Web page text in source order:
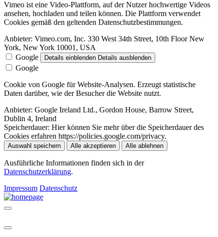
Vimeo ist eine Video-Plattform, auf der Nutzer hochwertige Videos
ansehen, hochladen und teilen können. Die Plattform verwendet
Cookies gemäß den geltenden Datenschutzbestimmungen.
Anbieter: Vimeo.com, Inc. 330 West 34th Street, 10th Floor New
York, New York 10001, USA
Google
Details einblenden Details ausblenden
Google
Cookie von Google für Website-Analysen. Erzeugt statistische
Daten darüber, wie der Besucher die Website nutzt.
Anbieter: Google Ireland Ltd., Gordon House, Barrow Street,
Dublin 4, Ireland
Speicherdauer: Hier können Sie mehr über die Speicherdauer des
Cookies erfahren https://policies.google.com/privacy.
Auswahl speichern Alle akzeptieren Alle ablehnen
Ausführliche Informationen finden sich in der
Datenschutzerklärung.
Impressum Datenschutz